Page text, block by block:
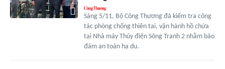
Sáng 5/11, Bộ Công Thương đã kiểm tra công
tác phòng chống thiên tai, vận hành hồ chứa
tại Nhà máy Thủy điện Sông Tranh 2 nhằm bảo
đảm an toàn hạ du.